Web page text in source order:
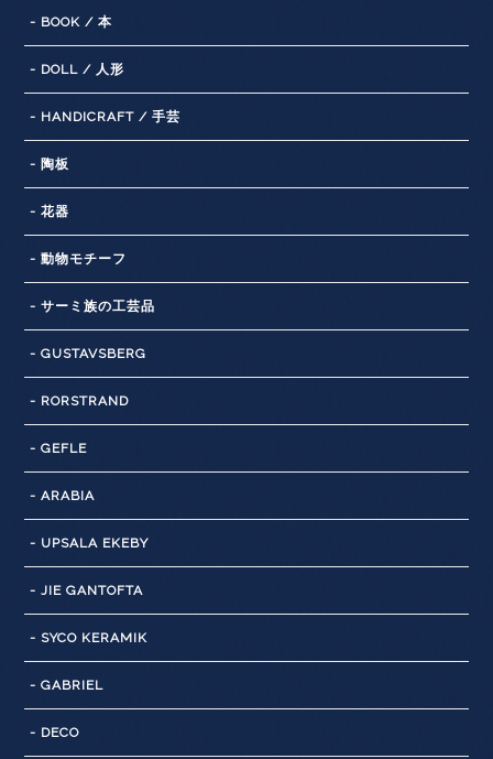
- BOOK / 本
- DOLL / 人形
- HANDICRAFT / 手芸
- 陶板
- 花器
- 動物モチーフ
- サーミ族の工芸品
- GUSTAVSBERG
- RORSTRAND
- GEFLE
- ARABIA
- UPSALA EKEBY
- JIE GANTOFTA
- SYCO KERAMIK
- GABRIEL
- DECO